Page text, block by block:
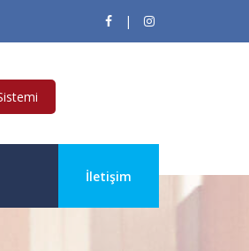
|
İletişim